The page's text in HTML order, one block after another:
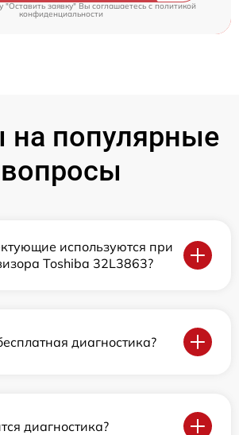
"Оставить заявку" Вы соглашаетесь c политикой
конфиденциальности
на популярные
вопросы
используются при
Toshiba 32L3863?
диагностика?
диагностика?